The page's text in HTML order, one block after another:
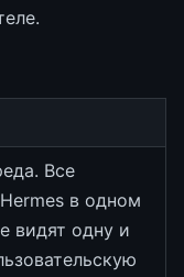
Все
в одном
видят одну и